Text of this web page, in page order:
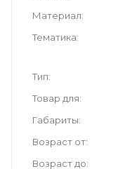
Материал
Тематика
Тип
Товар для
Габариты
Возраст от
Возраст до